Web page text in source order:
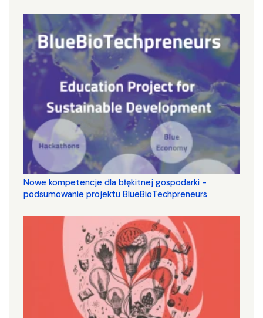
Nowe kompetencje dla błękitnej gospodarki -
podsumowanie projektu BlueBioTechpreneurs